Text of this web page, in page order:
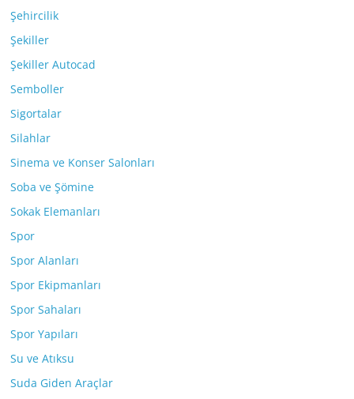
Şehircilik
Şekiller
Şekiller Autocad
Semboller
Sigortalar
Silahlar
Sinema ve Konser Salonları
Soba ve Şömine
Sokak Elemanları
Spor
Spor Alanları
Spor Ekipmanları
Spor Sahaları
Spor Yapıları
Su ve Atıksu
Suda Giden Araçlar